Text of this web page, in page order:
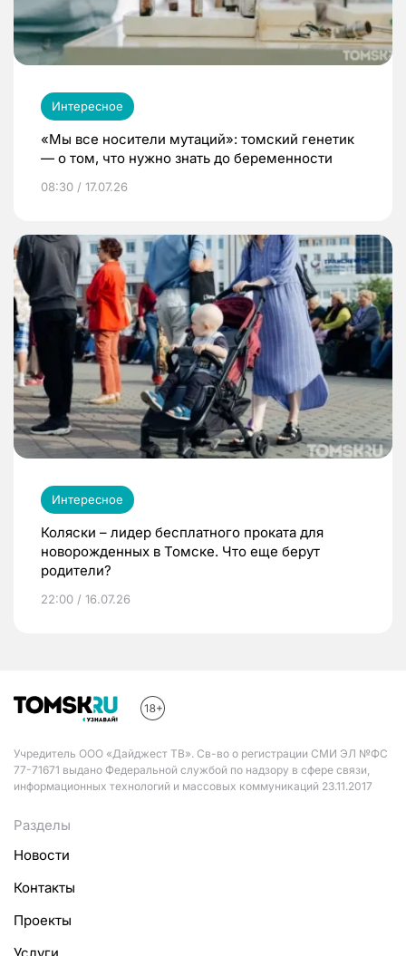
Интересное
«Мы все носители мутаций»: томский генетик
— о том, что нужно знать до беременности
08:30 / 17.07.26
Интересное
Коляски – лидер бесплатного проката для
новорожденных в Томске. Что еще берут
родители?
22:00 / 16.07.26
Учредитель ООО «Дайджест ТВ». Св-во о регистрации СМИ ЭЛ №ФС
77-71671 выдано Федеральной службой по надзору в сфере связи,
информационных технологий и массовых коммуникаций 23.11.2017
Разделы
Новости
Контакты
Проекты